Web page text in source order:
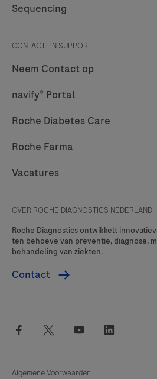
Sequencing
CONTACT EN SUPPORT
Neem Contact op
navify® Portal
Roche Diabetes Care
Roche Farma
Vacatures
OVER ROCHE DIAGNOSTICS NEDERLAND
Roche Diagnostics ontwikkelt
ten behoeve van preventie, diagnose,
behandeling van ziekten.
Contact
facebook twitter youtube
Algemene Voorwaarden